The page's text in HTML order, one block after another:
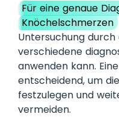
Für eine genaue
Knöchelschmerzen
Untersuchung
verschiedene
anwenden kann.
entscheidend, um
festzulegen und
vermeiden.